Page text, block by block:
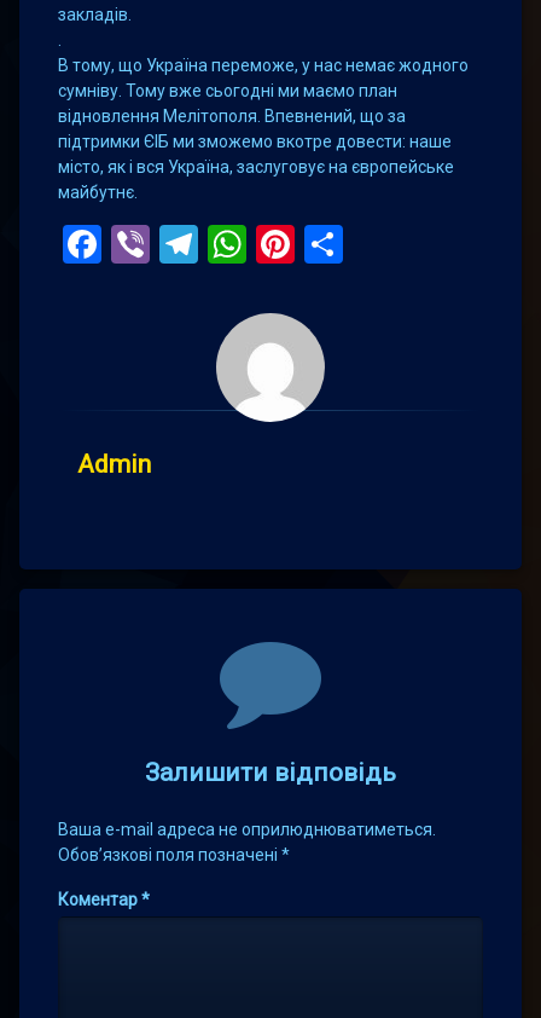
закладів.
В тому, що Україна переможе, у нас немає жодного
сумніву. Тому вже сьогодні ми маємо план
відновлення Мелітополя. Впевнений, що за
підтримки ЄІБ ми зможемо вкотре довести: наше
місто, як і вся Україна, заслуговує на європейське
майбутнє.
Facebook
ViberTelegram
WhatsApp
Pinterest
Admin
Залишити відповідь
Ваша e-mail адреса не оприлюднюватиметься.
Обов’язкові поля позначені *
Коментар*